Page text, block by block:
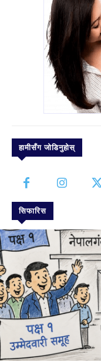
हामीसँग जोडिनुहोस्
सिफारिस